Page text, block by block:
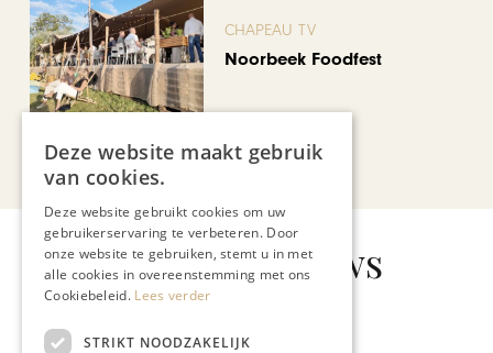
CHAPEAU TV
Noorbeek Foodfest
Bekijk alle artikelen
Gerelateerd nieuws
Deze website maakt gebruik
van cookies.
Deze website gebruikt cookies om uw
gebruikerservaring te verbeteren. Door
onze website te gebruiken, stemt u in met
alle cookies in overeenstemming met ons
Cookiebeleid. Lees verder
STRIKT NOODZAKELIJK